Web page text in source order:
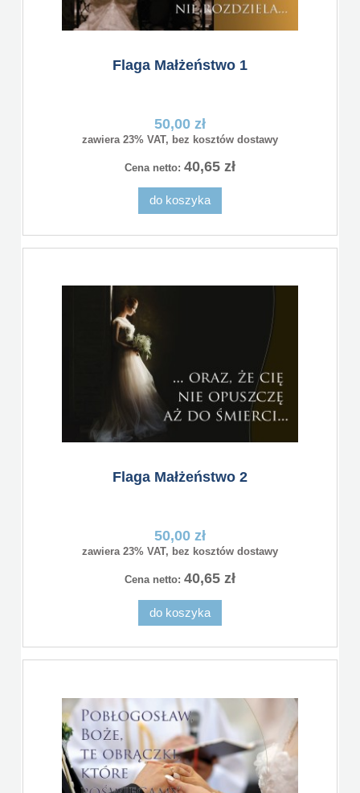
Flaga Małżeństwo 1
50,00 zł
zawiera 23% VAT, bez kosztów dostawy
Cena netto: 40,65 zł
do koszyka
Flaga Małżeństwo 2
50,00 zł
zawiera 23% VAT, bez kosztów dostawy
Cena netto: 40,65 zł
do koszyka